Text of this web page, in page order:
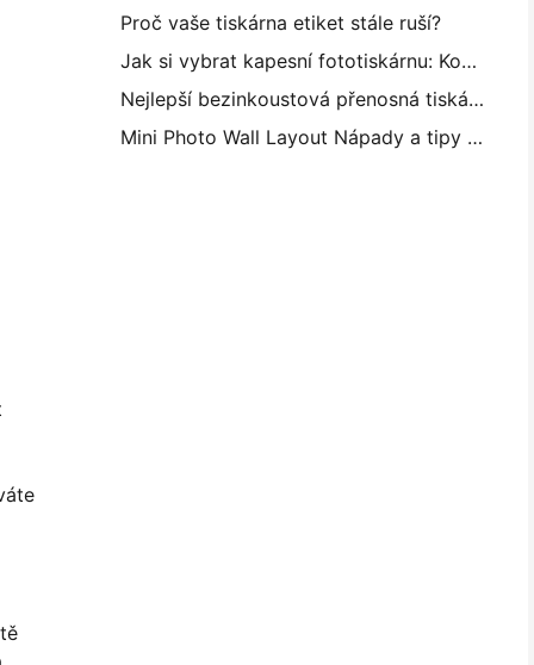
Proč vaše tiskárna etiket stále ruší?
Jak si vybrat kapesní fototiskárnu: Kompletní příručka pro uživatele deníků, cestování a iPhone
Nejlepší bezinkoustová přenosná tiskárna pro cestování, školu a mobilní práci: Hanin MT620 Pro Review
Mini Photo Wall Layout Nápady a tipy pro dekoraci ložnice a koleje